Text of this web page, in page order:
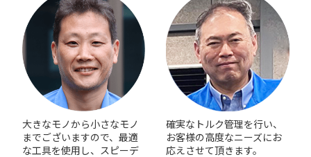
大きなモノから小さなモノ
までございますので、最適
な工具を使用し、スピーデ
確実なトルク管理を行い、
お客様の高度なニーズにお
応えさせて頂きます。